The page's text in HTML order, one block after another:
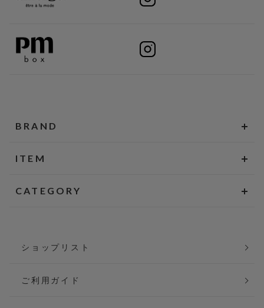
BRAND
ITEM
CATEGORY
ショップリスト
ご利用ガイド